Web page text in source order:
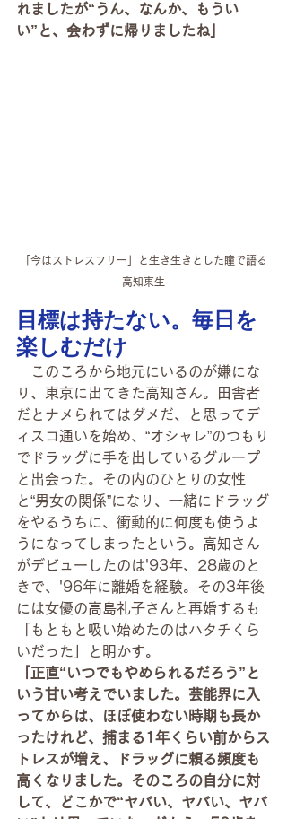
れましたが“うん、なんか、もうい
い”と、会わずに帰りましたね」
「今はストレスフリー」と生き生きとした瞳で語る
高知東生
目標は持たない。毎日を
楽しむだけ
このころから地元にいるのが嫌にな
り、東京に出てきた高知さん。田舎者
だとナメられてはダメだ、と思ってデ
ィスコ通いを始め、“オシャレ”のつもり
でドラッグに手を出しているグループ
と出会った。その内のひとりの女性
と“男女の関係”になり、一緒にドラッグ
をやるうちに、衝動的に何度も使うよ
うになってしまったという。高知さん
がデビューしたのは'93年、28歳のと
きで、'96年に離婚を経験。その3年後
には女優の高島礼子さんと再婚するも
「もともと吸い始めたのはハタチくら
いだった」と明かす。
「正直“いつでもやめられるだろう”と
いう甘い考えでいました。芸能界に入
ってからは、ほぼ使わない時期も長か
ったけれど、捕まる1年くらい前からス
トレスが増え、ドラッグに頼る頻度も
高くなりました。そのころの自分に対
して、どこかで“ヤバい、ヤバい、ヤバ